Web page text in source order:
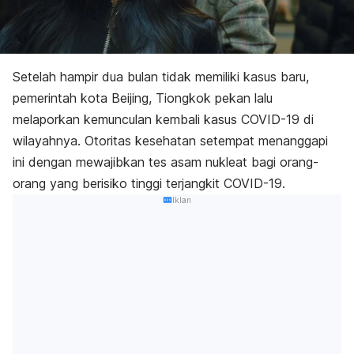
Setelah hampir dua bulan tidak memiliki kasus baru,
pemerintah kota Beijing, Tiongkok pekan lalu
melaporkan kemunculan kembali kasus COVID-19 di
wilayahnya. Otoritas kesehatan setempat menanggapi
ini dengan mewajibkan tes asam nukleat bagi orang-
orang yang berisiko tinggi terjangkit COVID-19.
Iklan